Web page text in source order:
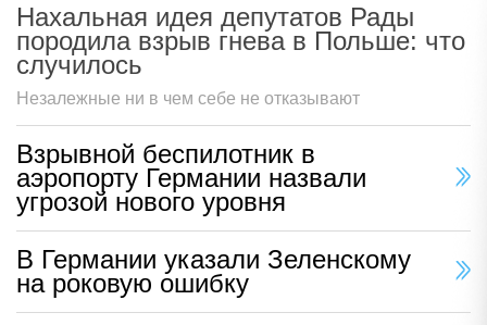
Нахальная идея депутатов Рады
породила взрыв гнева в Польше: что
случилось
Незалежные ни в чем себе не отказывают
Взрывной беспилотник в
аэропорту Германии назвали
угрозой нового уровня
В Германии указали Зеленскому
на роковую ошибку